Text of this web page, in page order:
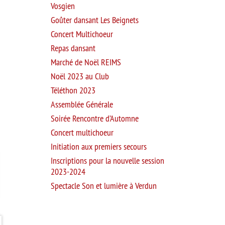
Vosgien
Goûter dansant Les Beignets
Concert Multichoeur
Repas dansant
Marché de Noël REIMS
Noël 2023 au Club
Téléthon 2023
Assemblée Générale
Soirée Rencontre d’Automne
Concert multichoeur
Initiation aux premiers secours
Inscriptions pour la nouvelle session
2023-2024
Spectacle Son et lumière à Verdun